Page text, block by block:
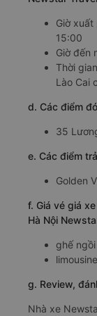
Giờ
15:00
Giờ đến
Thời
Lào Cai
d. Các điểm
35
e. Các điểm
Golden
f. Giá vé giá
Hà Nội
ghế
g. Review,
Nhà xe